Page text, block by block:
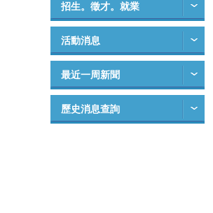
招生。徵才。就業
活動消息
最近一周新聞
歷史消息查詢